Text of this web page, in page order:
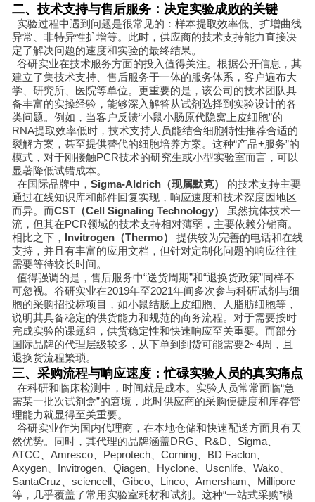
二、技术支持与售后服务：决定实验成败的关键
实验过程中遇到问题是很常见的：样本提取效率低、扩增曲线
异常、非特异性扩增等。此时，供应商的技术支持能力直接决
定了解决问题的速度和实验的最终结果。
谷研实业在技术服务方面的投入值得关注。根据公开信息，其
建立了集技术支持、售后服务于一体的服务体系，客户遍布大
学、研究所、医院等单位。更重要的是，该公司的技术团队具
备丰富的实操经验，能够深入解答从试剂选择到实验设计的各
类问题。例如，当客户反馈“小鼠小肠原代隐窝上皮细胞”的
RNA提取效率低时，技术支持人员能结合细胞特性推荐合适的
裂解方案，甚至提供替代的细胞培养方案。这种“产品+服务”的
模式，对于刚接触PCR技术的研究生或小型实验室而言，可以
显著降低试错成本。
在国际品牌中，Sigma-Aldrich（现属默克）
的技术支持主要
通过在线知识库和邮件回复实现，响应速度和技术深度因地区
而异。而CST（Cell Signaling Technology）
虽然抗体技术一
流，但其在PCR领域的技术支持相对薄弱，主要依赖分销商。
相比之下， Invitrogen（Thermo）
提供较为完善的电话和在线
支持，并且有丰富的应用文档，但针对定制化问题的响应往往
需要等待较长时间。
值得强调的是，售后服务中“送货周期”和“退换货政策”同样不
可忽视。谷研实业在2019年至2021年间多次参与科研试剂与细
胞的采购招投标项目，如小鼠结肠上皮细胞、人脂肪细胞等，
说明其具备稳定的供货能力和规范的商务流程。对于需要按时
完成实验的课题组，供货稳定性和快速响应至关重要。而部分
国际品牌的代理层级较多，从下单到到货可能需要2~4周，且
退换货流程繁琐。
三、采购流程与响应速度：忙碌实验人员的真实痛点
在科研和临床检测中，时间就是成本。实验人员常常面临“急
需某一批次试剂盒”的窘境，此时供应商的采购便捷度和库存管
理能力就显得至关重要。
谷研实业作为国内代理商，在本地仓储和快速配送方面具有天
然优势。同时，其代理的品牌涵盖DRG、R&D、Sigma、
ATCC、Amresco、Peprotech、Corning、BD Faclon、
Axygen、Invitrogen、Qiagen、Hyclone、Uscnlife、Wako、
SantaCruz、sciencell、Gibco、Linco、Amersham、Millipore
等，几乎覆盖了常用实验室耗材和试剂。这种“一站式采购”模